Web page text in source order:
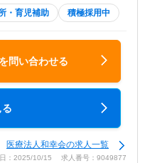
・育児補助 積極採用中
問い合わせる
医療法人和幸会の求人一覧
：2025/10/15 求人番号：9049877